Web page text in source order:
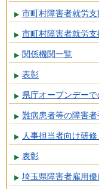
市町村障害者就労支
市町村障害者就労支
関係機関一覧
表彰
県庁オープンデー
難病患者等の障害
人事担当者向け研
表彰
埼玉県障害者雇用優